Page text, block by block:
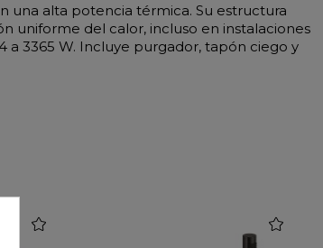
una alta potencia térmica. Su estructura
uniforme del calor, incluso en instalaciones
3365 W. Incluye purgador, tapón ciego y
favorite